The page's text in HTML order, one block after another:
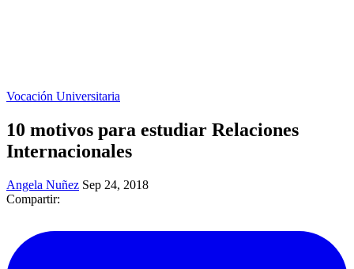
Vocación Universitaria
10 motivos para estudiar Relaciones
Internacionales
Angela Nuñez Sep 24, 2018
Compartir: